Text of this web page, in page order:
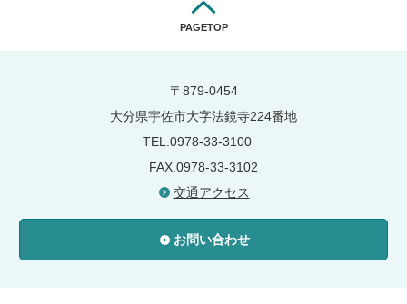
PAGETOP
〒879-0454
大分県宇佐市大字法鏡寺224番地
TEL.0978-33-3100
FAX.0978-33-3102
交通アクセス
お問い合わせ